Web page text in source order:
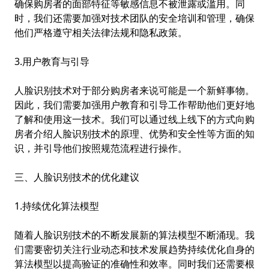
确保购房者的面部特征等敏感信息不被泄露或滥用。同
时，我们还需要加强对技术团队的安全培训和管理，确保
他们严格遵守相关法律法规和隐私政策。
3.用户教育与引导
人脸识别技术对于部分购房者来说可能是一个新鲜事物。
因此，我们需要加强用户教育和引导工作帮助他们更好地
了解和使用这一技术。我们可以通过线上线下的方式向购
房者介绍人脸识别技术的原理、优势和安全性等方面的知
识，并引导他们按照规范流程进行操作。
三、人脸识别技术的优化建议
1.持续优化算法模型
随着人脸识别技术的不断发展新的算法模型不断涌现。我
们需要密切关注行业动态和技术发展趋势持续优化自身的
算法模型以提高验证的准确性和效率。同时我们还需要根